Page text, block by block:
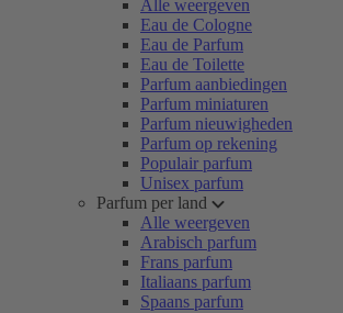
Alle weergeven
Eau de Cologne
Eau de Parfum
Eau de Toilette
Parfum aanbiedingen
Parfum miniaturen
Parfum nieuwigheden
Parfum op rekening
Populair parfum
Unisex parfum
Parfum per land
Alle weergeven
Arabisch parfum
Frans parfum
Italiaans parfum
Spaans parfum